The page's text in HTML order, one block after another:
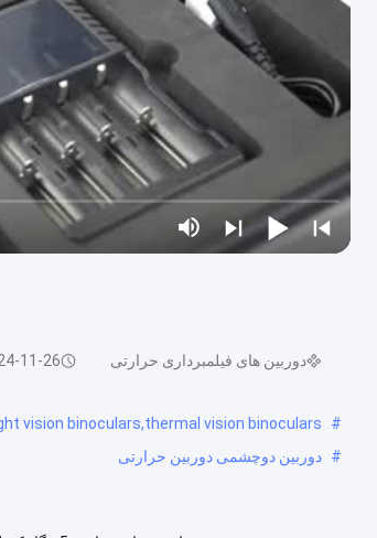
دوربین های فیلمبرداری حرارتی 11-26
#
vision binoculars,thermal vision binoculars
# دوربین دوچشمی دوربین حرارتی